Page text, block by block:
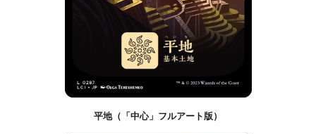
平地（「中心」フルアート版）